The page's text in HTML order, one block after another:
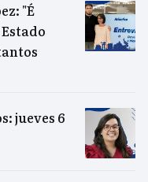
"É
jueves 6